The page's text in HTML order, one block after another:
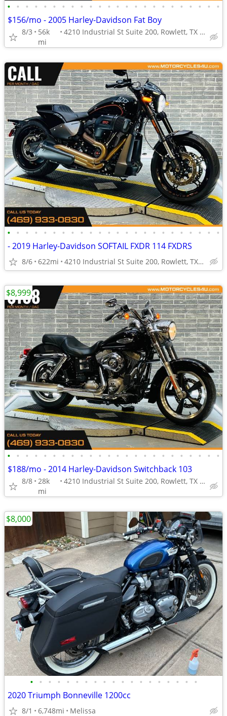
• • • • • • • • • • • • • • • • • • • • • • • •
$156/mo - 2005 Harley-Davidson Fat Boy
8/3
56k
mi
4210 Industrial St Suite 200, Rowlett, TX 75088
• • • • • • • • • • • • • • • • • • • • • • • •
- 2019 Harley-Davidson SOFTAIL FXDR 114 FXDRS
8/6 622mi 4210 Industrial St Suite 200, Rowlett, TX 75088
• • • • • • • • • • • • • • • • • • • • • • • •
$188/mo - 2014 Harley-Davidson Switchback 103
8/8 28k
mi
4210 Industrial St Suite 200, Rowlett, TX 75088
$8,999
• • • • • • • • • • • • • • • • • • •
2020 Triumph Bonneville 1200cc
8/1 6,748mi Melissa
$8,000